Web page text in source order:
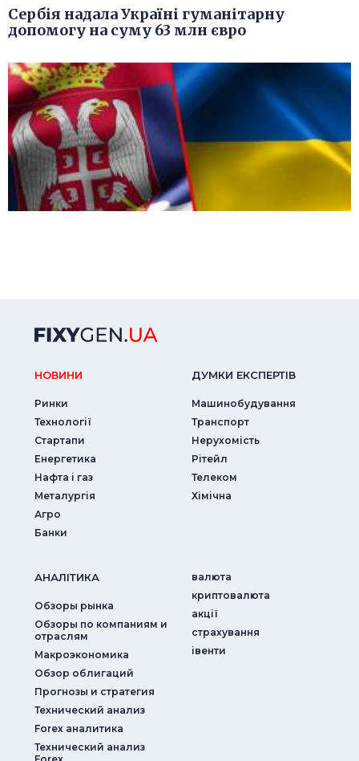
Сербія надала Україні гуманітарну
допомогу на суму 63 млн євро
НОВИНИ
Ринки
Технології
Стартапи
Енергетика
Нафта і газ
Металургія
Агро
Банки
ДУМКИ ЕКСПЕРТIВ
Машинобудування
Транспорт
Нерухомість
Рітейл
Телеком
Хімічна
АНАЛIТИКА
Обзоры рынка
Обзоры по компаниям и
отраслям
Макроэкономика
Обзор облигаций
Прогнозы и стратегия
Технический анализ
Forex аналитика
Технический анализ
валюта
криптовалюта
акції
страхування
iвенти